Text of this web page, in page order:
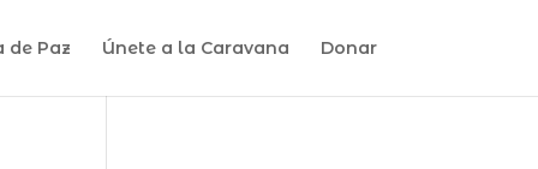
de Paz Únete a la Caravana Donar